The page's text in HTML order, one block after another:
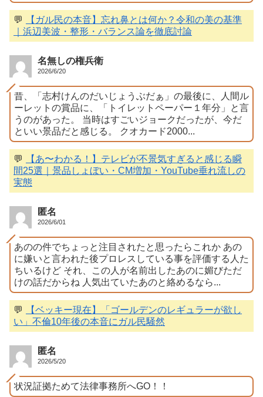
💬
【ガル民の本音】忘れ鼻とは何か？令和の美の基準
｜浜辺美波・整形・バランス論を徹底討論
名無しの権兵衛
2026/6/20
昔、「志村けんのだいじょうぶだぁ」の最後に、人間ル
ーレットの賞品に、「トイレットペーパー１年分」と言
うのがあった。 当時はすごいジョークだったが、今だ
といい景品だと感じる。 クオカード2000...
💬
【あ〜わかる！】テレビが不景気すぎると感じる瞬
間25選｜景品しょぼい・CM増加・YouTube垂れ流しの
実態
匿名
2026/6/01
あのの件でちょっと注目されたと思ったらこれか あの
に嫌いと言われた後プロレスしている事を評価する人た
ちいるけど それ、この人が名前出したあのに媚びただ
けの話だからね 人気出ていたあのと絡めるなら...
💬
【ベッキー現在】「ゴールデンのレギュラーが欲し
い」不倫10年後の本音にガル民騒然
匿名
2026/5/20
状況証拠ためて法律事務所へGO！！